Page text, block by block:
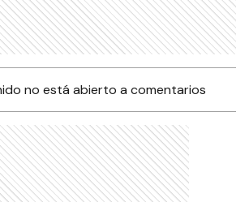
no está abierto a comentarios